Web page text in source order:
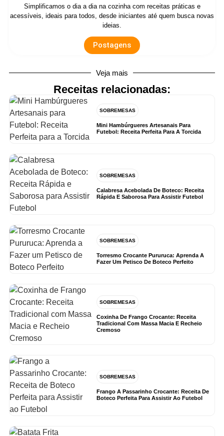
Simplificamos o dia a dia na cozinha com receitas práticas e
acessíveis, ideais para todos, desde iniciantes até quem busca novas
ideias.
Postagens
Veja mais
Receitas relacionadas:
SOBREMESAS
Mini Hambúrgueres Artesanais Para
Futebol: Receita Perfeita Para A Torcida
SOBREMESAS
Calabresa Acebolada De Boteco: Receita
Rápida E Saborosa Para Assistir Futebol
SOBREMESAS
Torresmo Crocante Pururuca: Aprenda A
Fazer Um Petisco De Boteco Perfeito
SOBREMESAS
Coxinha De Frango Crocante: Receita
Tradicional Com Massa Macia E Recheio
Cremoso
SOBREMESAS
Frango A Passarinho Crocante: Receita De
Boteco Perfeita Para Assistir Ao Futebol